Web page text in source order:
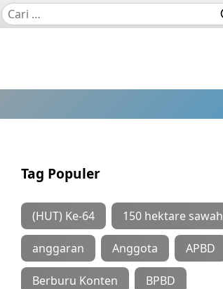
Tag Populer
(HUT) Ke-64 150 hektare sawah
anggaran Anggota APBD
Berburu Konten BPBD